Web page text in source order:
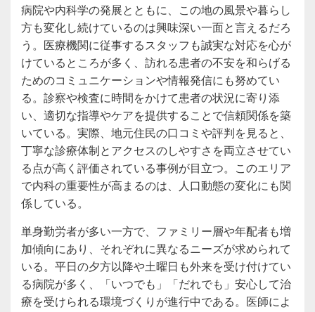
病院や内科学の発展とともに、この地の風景や暮らし
方も変化し続けているのは興味深い一面と言えるだろ
う。医療機関に従事するスタッフも誠実な対応を心が
けているところが多く、訪れる患者の不安を和らげる
ためのコミュニケーションや情報発信にも努めてい
る。診察や検査に時間をかけて患者の状況に寄り添
い、適切な指導やケアを提供することで信頼関係を築
いている。実際、地元住民の口コミや評判を見ると、
丁寧な診療体制とアクセスのしやすさを両立させてい
る点が高く評価されている事例が目立つ。このエリア
で内科の重要性が高まるのは、人口動態の変化にも関
係している。
単身勤労者が多い一方で、ファミリー層や年配者も増
加傾向にあり、それぞれに異なるニーズが求められて
いる。平日の夕方以降や土曜日も外来を受け付けてい
る病院が多く、「いつでも」「だれでも」安心して治
療を受けられる環境づくりが進行中である。医師によ